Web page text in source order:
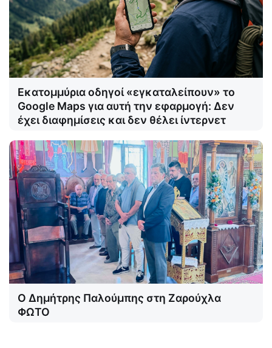
Εκατομμύρια οδηγοί «εγκαταλείπουν» το
Google Maps για αυτή την εφαρμογή: Δεν
έχει διαφημίσεις και δεν θέλει ίντερνετ
Ο Δημήτρης Παλούμπης στη Ζαρούχλα
ΦΩΤΟ